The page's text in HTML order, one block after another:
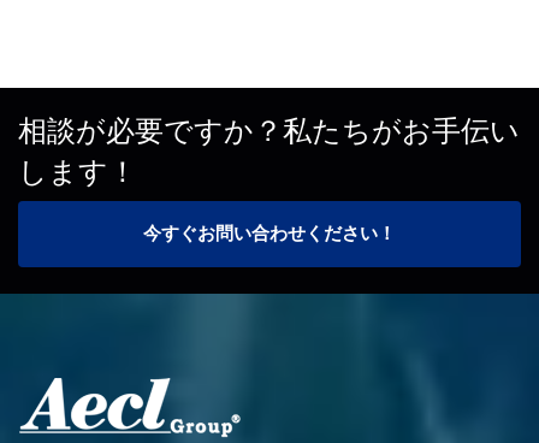
相談が必要ですか？私たちがお手伝い
します！
今すぐお問い合わせください！